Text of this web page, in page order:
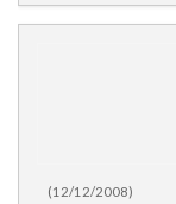
(12/12/2008)